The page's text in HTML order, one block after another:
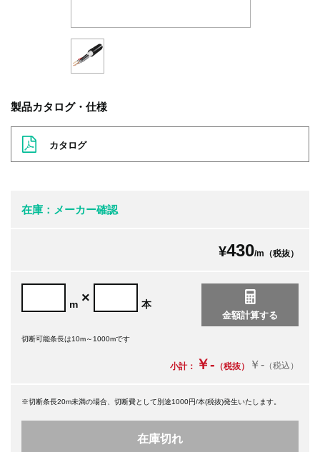
製品カタログ・仕様
カタログ
在庫：メーカー確認
¥430/m（税抜）
m × 本
切断可能条長は10m～1000mです
小計： ￥- （税抜） ￥- （税込）
※切断条長20m未満の場合、切断費として別途1000円/本(税抜)発生いたします。
在庫切れ